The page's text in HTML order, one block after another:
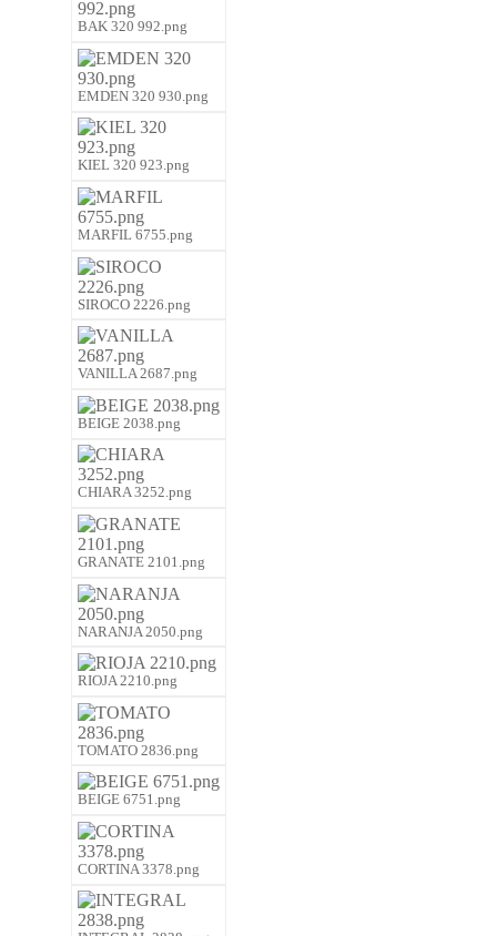
BAK 320 992.png
EMDEN 320 930.png
KIEL 320 923.png
MARFIL 6755.png
SIROCO 2226.png
VANILLA 2687.png
BEIGE 2038.png
CHIARA 3252.png
GRANATE 2101.png
NARANJA 2050.png
RIOJA 2210.png
TOMATO 2836.png
BEIGE 6751.png
CORTINA 3378.png